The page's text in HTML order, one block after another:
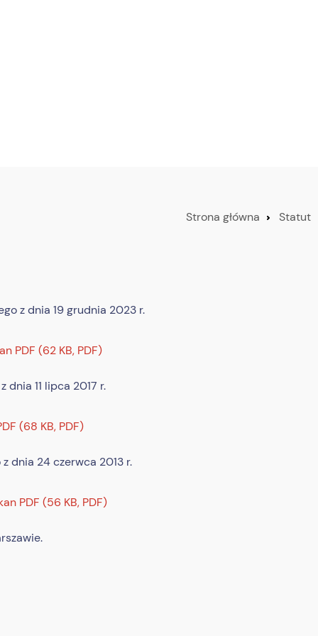
Strona główna Statut
z dnia 19 grudnia 2023 r.
PDF (62 KB, PDF)
dnia 11 lipca 2017 r.
(68 KB, PDF)
dnia 24 czerwca 2013 r.
PDF (56 KB, PDF)